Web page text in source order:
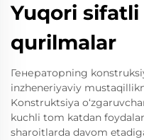
Yuqori
qurilmalar
Генераторning
inzheneriyaviy
Konstruktsiya
kuchli tom katdan
sharoitlarda davom